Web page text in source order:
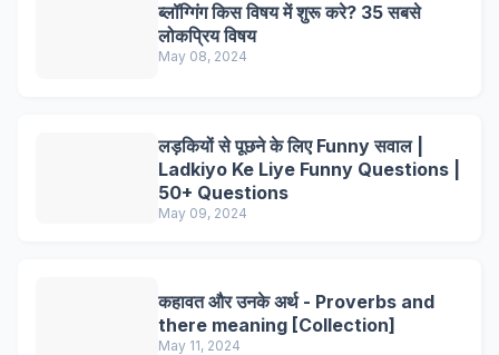
ब्लॉग्गिंग किस विषय में शुरू करे? 35 सबसे
लोकप्रिय विषय
May 08, 2024
लड़कियों से पूछने के लिए Funny सवाल |
Ladkiyo Ke Liye Funny Questions |
50+ Questions
May 09, 2024
कहावत और उनके अर्थ - Proverbs and
there meaning [Collection]
May 11, 2024